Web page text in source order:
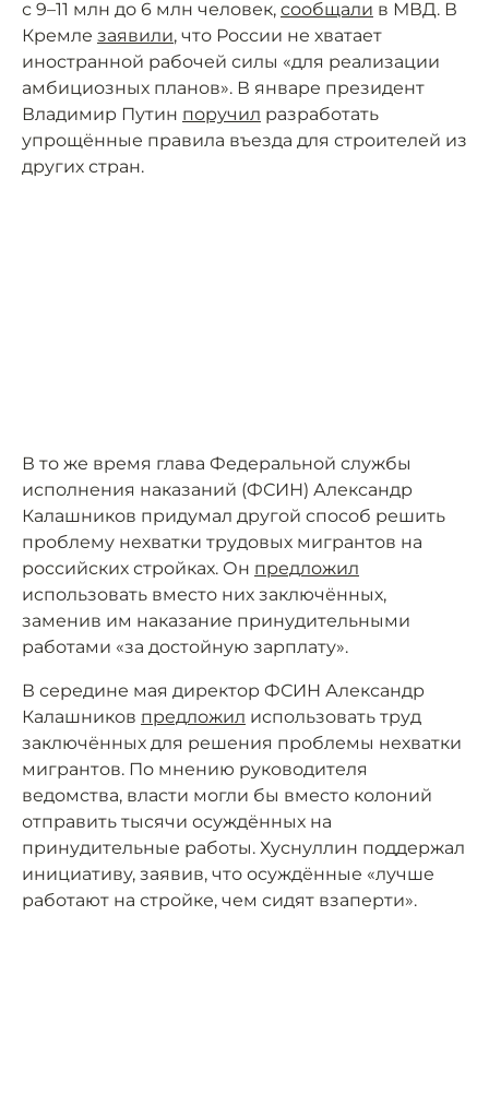
с 9–11 млн до 6 млн человек, сообщали в МВД. В
Кремле заявили, что России не хватает
иностранной рабочей силы «для реализации
амбициозных планов». В январе президент
Владимир Путин поручил разработать
упрощённые правила въезда для строителей из
других стран.
В то же время глава Федеральной службы
исполнения наказаний (ФСИН) Александр
Калашников придумал другой способ решить
проблему нехватки трудовых мигрантов на
российских стройках. Он предложил
использовать вместо них заключённых,
заменив им наказание принудительными
работами «за достойную зарплату».
В середине мая директор ФСИН Александр
Калашников предложил использовать труд
заключённых для решения проблемы нехватки
мигрантов. По мнению руководителя
ведомства, власти могли бы вместо колоний
отправить тысячи осуждённых на
принудительные работы. Хуснуллин поддержал
инициативу, заявив, что осуждённые «лучше
работают на стройке, чем сидят взаперти».